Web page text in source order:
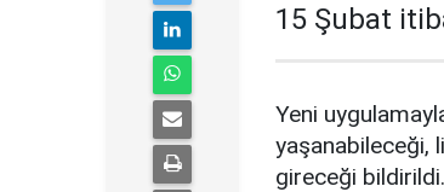
15 Şubat
Yeni
yaşanabileceği,
gireceği bildirildi.